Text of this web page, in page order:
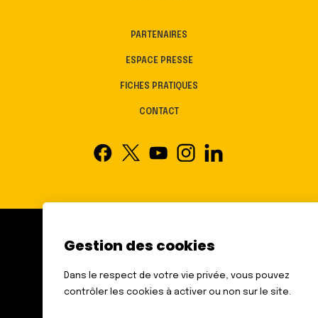
PARTENAIRES
ESPACE PRESSE
FICHES PRATIQUES
CONTACT
FÉDÉRATION DES AVEUGLES
6 RUE GAGER GABILLOT
75015 PARIS
Gestion des cookies
Dans le respect de votre vie privée, vous pouvez
contrôler les cookies à activer ou non sur le site.